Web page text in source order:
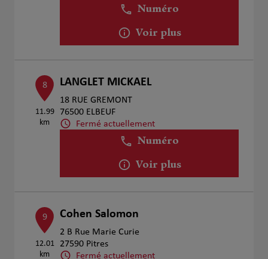
Numéro
Voir plus
8
11.99
km
LANGLET MICKAEL
18 RUE GREMONT
76500 ELBEUF
Fermé actuellement
Numéro
Voir plus
9
12.01
km
Cohen Salomon
2 B Rue Marie Curie
27590 Pitres
Fermé actuellement